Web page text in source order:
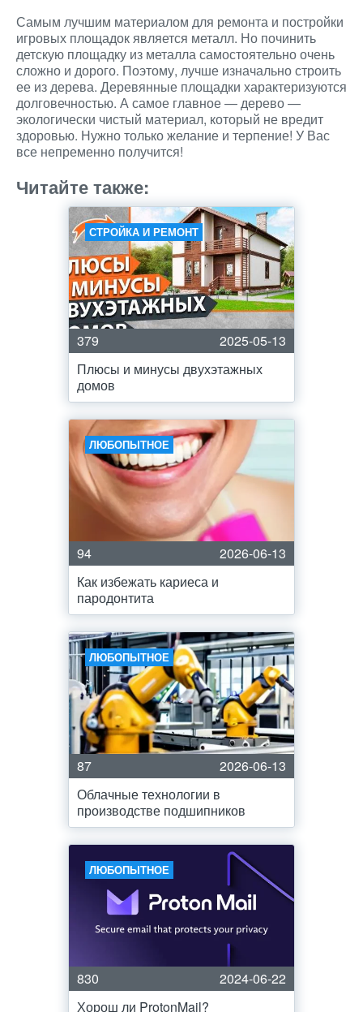
Самым лучшим материалом для ремонта и постройки
игровых площадок является металл. Но починить
детскую площадку из металла самостоятельно очень
сложно и дорого. Поэтому, лучше изначально строить
ее из дерева. Деревянные площадки характеризуются
долговечностью. А самое главное — дерево —
экологически чистый материал, который не вредит
здоровью. Нужно только желание и терпение! У Вас
все непременно получится!
Читайте также:
СТРОЙКА И РЕМОНТ
379
2025-05-13
Плюсы и минусы двухэтажных
домов
ЛЮБОПЫТНОЕ
94
2026-06-13
Как избежать кариеса и
пародонтита
ЛЮБОПЫТНОЕ
87
2026-06-13
Облачные технологии в
производстве подшипников
ЛЮБОПЫТНОЕ
830
2024-06-22
Хорош ли ProtonMail?